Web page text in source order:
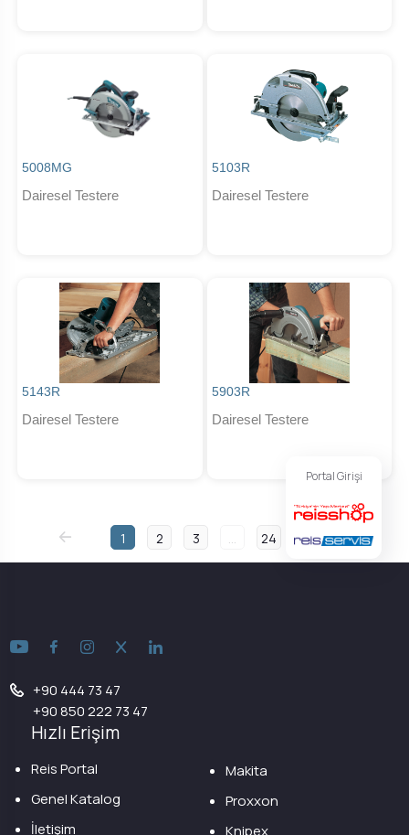
5008MG
Dairesel Testere
5103R
Dairesel Testere
5143R
Dairesel Testere
5903R
Dairesel Testere
1 2 3 ... 24
Portal Girişi
+90 444 73 47
+90 850 222 73 47
Hızlı Erişim
Reis Portal
Genel Katalog
İletişim
Makita
Proxxon
Knipex